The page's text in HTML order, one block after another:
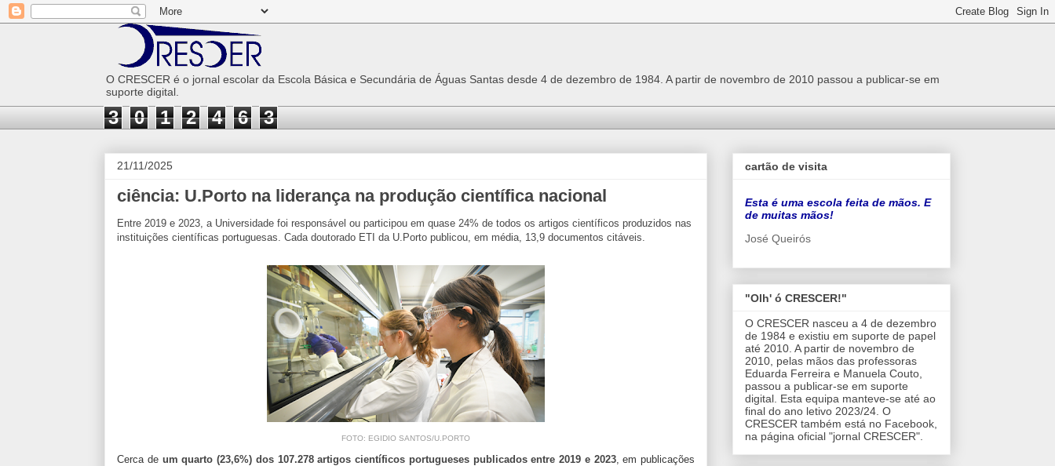
O CRESCER é o jornal escolar da Escola Básica e Secundária de Águas Santas desde 4 de dezembro de 1984. A partir de novembro de 2010 passou a publicar-se em
suporte digital.
3 0 1 2 4 6 3
21/11/2025
ciência: U.Porto na liderança na produção científica nacional
Entre 2019 e 2023, a Universidade foi responsável ou participou em quase 24% de todos os artigos científicos produzidos nas
instituições científicas portuguesas. Cada doutorado ETI da U.Porto publicou, em média, 13,9 documentos citáveis.
FOTO: EGIDIO SANTOS/U.PORTO
Cerca de um quarto (23,6%) dos 107.278 artigos científicos portugueses publicados entre 2019 e 2023, em publicações
cartão de visita
Esta é uma escola feita de mãos. E
de muitas mãos!
José Queirós
"Olh' ó CRESCER!"
O CRESCER nasceu a 4 de dezembro
de 1984 e existiu em suporte de papel
até 2010. A partir de novembro de
2010, pelas mãos das professoras
Eduarda Ferreira e Manuela Couto,
passou a publicar-se em suporte
digital. Esta equipa manteve-se até ao
final do ano letivo 2023/24. O
CRESCER também está no Facebook,
na página oficial "jornal CRESCER".